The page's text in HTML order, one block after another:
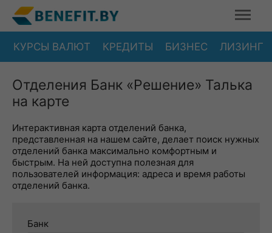
КУРСЫ ВАЛЮТ КРЕДИТЫ БИЗНЕС ЛИЗИНГ
Отделения Банк «Решение» Талька
на карте
Интерактивная карта отделений банка,
представленная на нашем сайте, делает поиск нужных
отделений банка максимально комфортным и
быстрым. На ней доступна полезная для
пользователей информация: адреса и время работы
отделений банка.
Банк